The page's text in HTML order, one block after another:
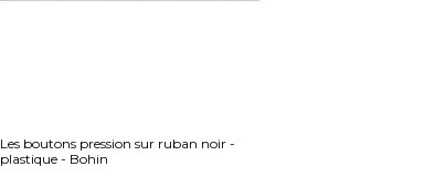
Les boutons pression sur ruban noir -
plastique - Bohin